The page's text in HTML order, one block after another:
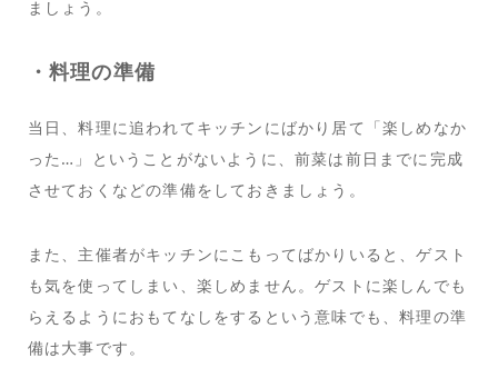
ましょう。
・料理の準備
当日、料理に追われてキッチンにばかり居て「楽しめなか
った…」ということがないように、前菜は前日までに完成
させておくなどの準備をしておきましょう。
また、主催者がキッチンにこもってばかりいると、ゲスト
も気を使ってしまい、楽しめません。ゲストに楽しんでも
らえるようにおもてなしをするという意味でも、料理の準
備は大事です。